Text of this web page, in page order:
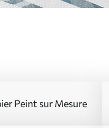
Peint sur Mesure